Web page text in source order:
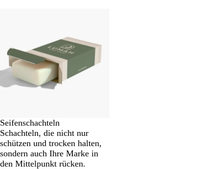
Seifenschachteln
Schachteln, die nicht nur
schützen und trocken halten,
sondern auch Ihre Marke in
den Mittelpunkt rücken.